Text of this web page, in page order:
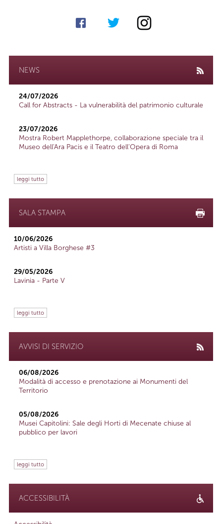
NEWS
24/07/2026
Call for Abstracts - La vulnerabilità del patrimonio culturale
23/07/2026
Mostra Robert Mapplethorpe, collaborazione speciale tra il
Museo dell'Ara Pacis e il Teatro dell'Opera di Roma
leggi tutto
SALA STAMPA
10/06/2026
Artisti a Villa Borghese #3
29/05/2026
Lavinia - Parte V
leggi tutto
AVVISI DI SERVIZIO
06/08/2026
Modalità di accesso e prenotazione ai Monumenti del
Territorio
05/08/2026
Musei Capitolini: Sale degli Horti di Mecenate chiuse al
pubblico per lavori
leggi tutto
ACCESSIBILITÀ